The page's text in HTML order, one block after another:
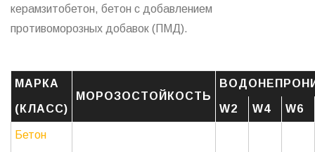
керамзитобетон, бетон с добавлением
противоморозных добавок (ПМД).
МАРКА
(КЛАСС)
МОРОЗОСТОЙКОСТЬ
W2 W4 W6
Бетон